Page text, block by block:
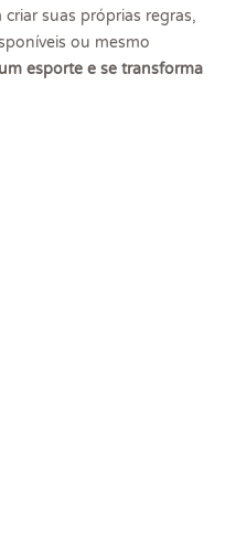
suas próprias regras,
ou mesmo
esporte e se transforma